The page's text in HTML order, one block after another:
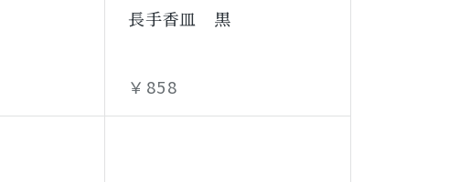
長手香皿 黒
￥858